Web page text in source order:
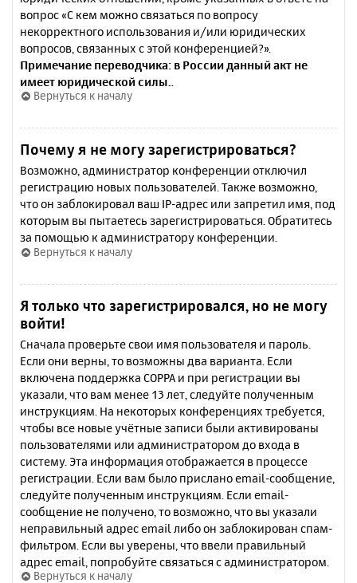
вопрос «С кем можно связаться по вопросу
некорректного использования и/или юридических
вопросов, связанных с этой конференцией?».
Примечание переводчика: в России данный акт не
имеет юридической силы.
Вернуться к началу
Почему я не могу зарегистрироваться?
Возможно, администратор конференции отключил
регистрацию новых пользователей. Также возможно,
что он заблокировал ваш IP-адрес или запретил имя, под
которым вы пытаетесь зарегистрироваться. Обратитесь
за помощью к администратору конференции.
Вернуться к началу
Я только что зарегистрировался, но не могу
войти!
Сначала проверьте свои имя пользователя и пароль.
Если они верны, то возможны два варианта. Если
включена поддержка COPPA и при регистрации вы
указали, что вам менее 13 лет, следуйте полученным
инструкциям. На некоторых конференциях требуется,
чтобы все новые учётные записи были активированы
пользователями или администратором до входа в
систему. Эта информация отображается в процессе
регистрации. Если вам было прислано email-сообщение,
следуйте полученным инструкциям. Если email-
сообщение не получено, то возможно, что вы указали
неправильный адрес email либо он заблокирован спам-
фильтром. Если вы уверены, что ввели правильный
адрес email, попробуйте связаться с администратором.
Вернуться к началу